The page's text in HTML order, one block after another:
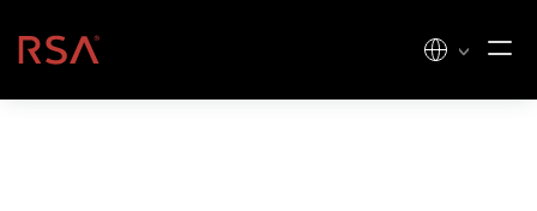
Beranda